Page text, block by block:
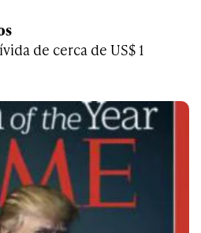
de cerca de US$ 1